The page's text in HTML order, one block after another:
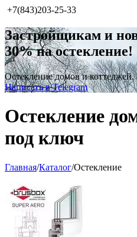
+7(843)203-25-33
Застройщикам и
30% на остекление!
Остекление домов и коттеджей.
Написать в Telegram
Остекление
под ключ
Главная/Каталог/Остекление